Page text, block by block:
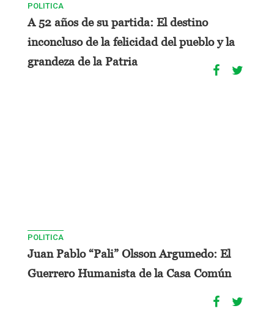
POLITICA
A 52 años de su partida: El destino
inconcluso de la felicidad del pueblo y la
grandeza de la Patria
POLITICA
Juan Pablo “Pali” Olsson Argumedo: El
Guerrero Humanista de la Casa Común